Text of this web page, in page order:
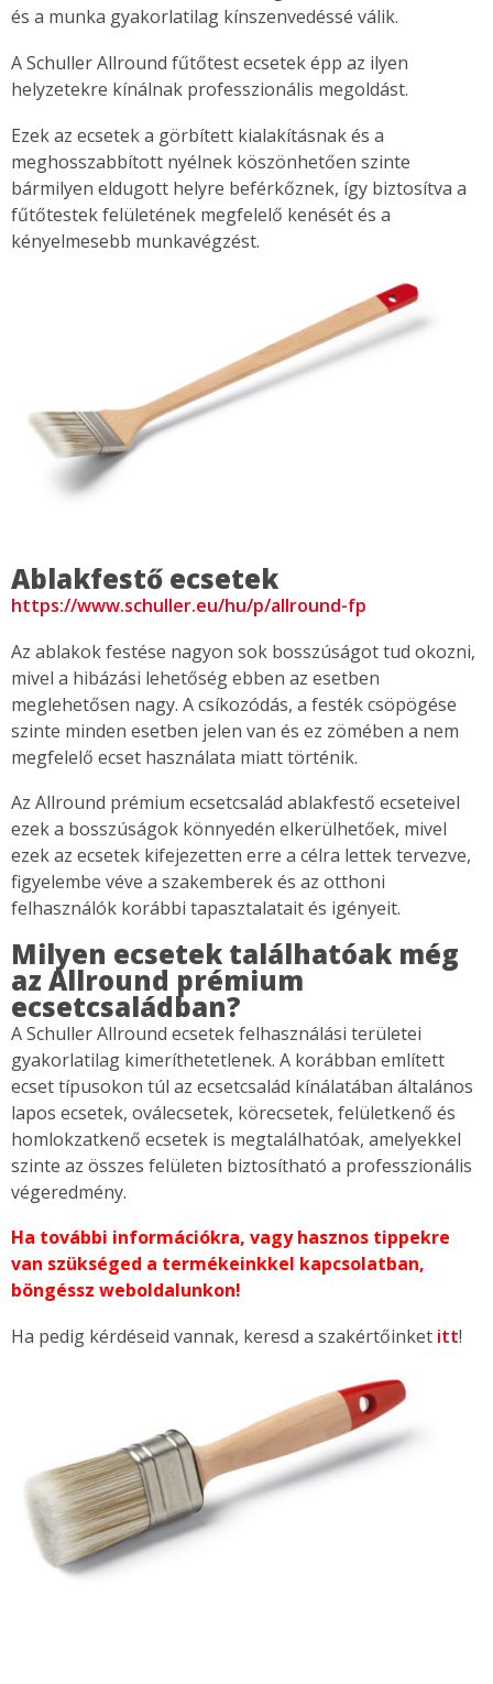
és a munka gyakorlatilag kínszenvedéssé válik.
A Schuller Allround fűtőtest ecsetek épp az ilyen
helyzetekre kínálnak professzionális megoldást.
Ezek az ecsetek a görbített kialakításnak és a
meghosszabbított nyélnek köszönhetően szinte
bármilyen eldugott helyre beférkőznek, így biztosítva a
fűtőtestek felületének megfelelő kenését és a
kényelmesebb munkavégzést.
Ablakfestő ecsetek
https://www.schuller.eu/hu/p/allround-fp
Az ablakok festése nagyon sok bosszúságot tud okozni,
mivel a hibázási lehetőség ebben az esetben
meglehetősen nagy. A csíkozódás, a festék csöpögése
szinte minden esetben jelen van és ez zömében a nem
megfelelő ecset használata miatt történik.
Az Allround prémium ecsetcsalád ablakfestő ecseteivel
ezek a bosszúságok könnyedén elkerülhetőek, mivel
ezek az ecsetek kifejezetten erre a célra lettek tervezve,
figyelembe véve a szakemberek és az otthoni
felhasználók korábbi tapasztalatait és igényeit.
Milyen ecsetek találhatóak még
az Allround prémium
ecsetcsaládban?
A Schuller Allround ecsetek felhasználási területei
gyakorlatilag kimeríthetetlenek. A korábban említett
ecset típusokon túl az ecsetcsalád kínálatában általános
lapos ecsetek, oválecsetek, körecsetek, felületkenő és
homlokzatkenő ecsetek is megtalálhatóak, amelyekkel
szinte az összes felületen biztosítható a professzionális
végeredmény.
Ha további információkra, vagy hasznos tippekre
van szükséged a termékeinkkel kapcsolatban,
böngéssz weboldalunkon!
Ha pedig kérdéseid vannak, keresd a szakértőinket itt!